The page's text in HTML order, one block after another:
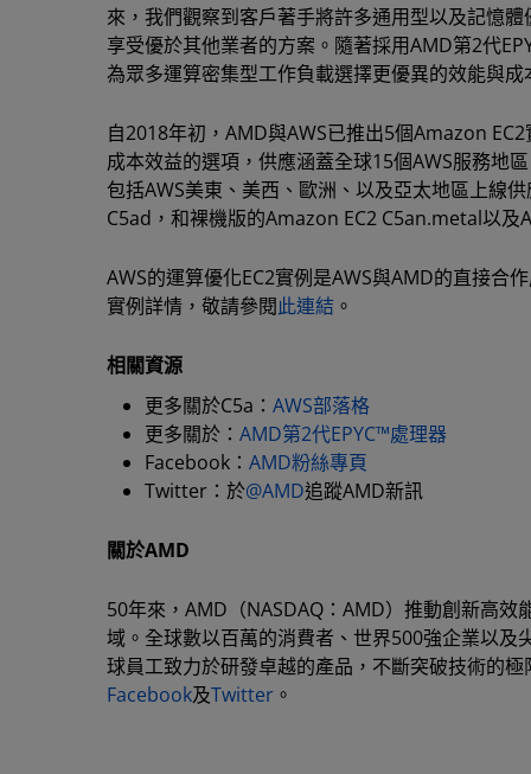
來，我們觀察到客戶著手將許多通用型以及記憶
享受優於其他業者的方案。隨著採用AMD第2代
為眾多運算密集型工作負載選擇更優異的效能與成
自2018年初，AMD與AWS已推出5個Amazon
成本效益的選項，供應涵蓋全球15個AWS服務地
包括AWS美東、美西、歐洲、以及亞太地區上線
C5ad，和裸機版的Amazon EC2 C5an.metal以
AWS的運算優化EC2實例是AWS與AMD的直接合
實例詳情，敬請參閱此連結 。
相關資源
更多關於C5a： AWS部落格
更多關於： AMD第2代EPYC™處理器
Facebook： AMD粉絲專頁
Twitter：於@AMD追蹤AMD新訊
關於AMD
50年來，AMD（NASDAQ：AMD）推動創新高
域。全球數以百萬的消費者、世界500強企業以
球員工致力於研發卓越的產品，不斷突破技術的
Facebook及Twitter 。